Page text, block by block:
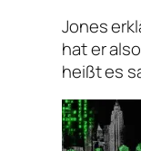
Jones
hat er
heißt es